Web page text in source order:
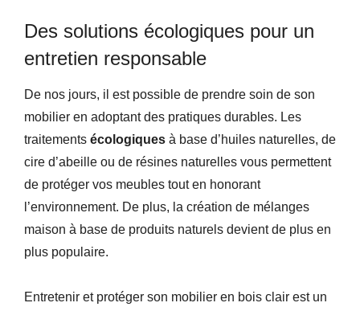
Des solutions écologiques pour un
entretien responsable
De nos jours, il est possible de prendre soin de son
mobilier en adoptant des pratiques durables. Les
traitements écologiques à base d’huiles naturelles, de
cire d’abeille ou de résines naturelles vous permettent
de protéger vos meubles tout en honorant
l’environnement. De plus, la création de mélanges
maison à base de produits naturels devient de plus en
plus populaire.
Entretenir et protéger son mobilier en bois clair est un